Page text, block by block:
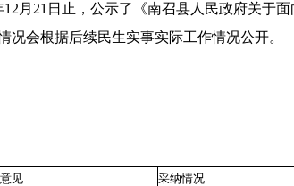
12月21日止，公示了《南召县人民政府关于
况会根据后续民生实事实际工作情况公开。
见 采纳情况